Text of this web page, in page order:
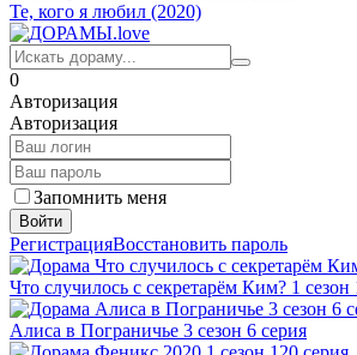
Те, кого я любил (2020)
0
Авторизация
Авторизация
Запомнить меня
Войти
РегистрацияВосстановить пароль
Что случилось с секретарём Ким? 1 сезон
Алиса в Пограничье 3 сезон 6 серия